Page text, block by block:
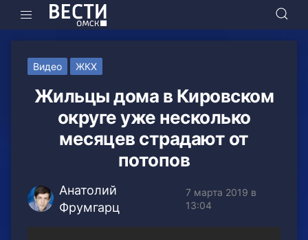
Видео ЖКХ
Жильцы дома в Кировском
округе уже несколько
месяцев страдают от
потопов
Анатолий
Фрумгарц
7 марта 2019 в
13:04